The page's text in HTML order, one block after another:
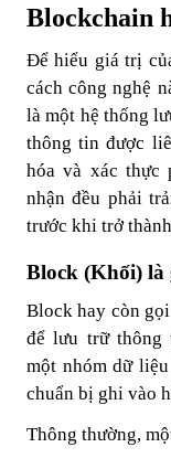
Blockchain
Để hiểu giá trị
cách công nghệ
là một hệ thống
thông tin được
hóa và xác thực
nhận đều phải
trước khi trở
Block (Khối) là
Block hay còn
để lưu trữ thông
một nhóm dữ
chuẩn bị ghi vào
Thông thường,